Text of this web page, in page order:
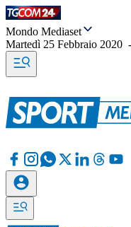
Mondo Mediaset
Martedì 25 Febbraio 2020 -